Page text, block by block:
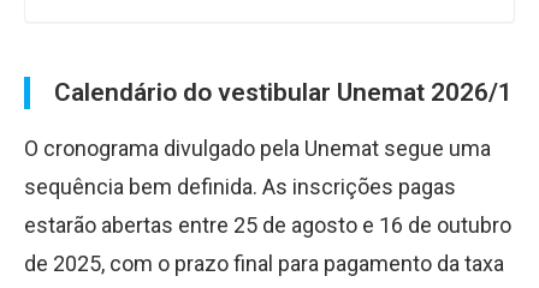
Calendário do vestibular Unemat 2026/1
O cronograma divulgado pela Unemat segue uma
sequência bem definida. As inscrições pagas
estarão abertas entre 25 de agosto e 16 de outubro
de 2025, com o prazo final para pagamento da taxa